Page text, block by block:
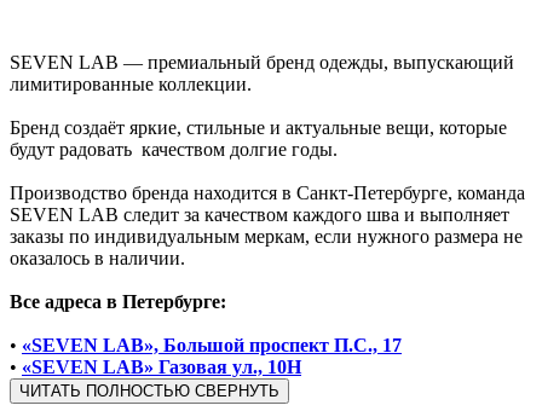
SEVEN LAB — премиальный бренд одежды, выпускающий
лимитированные коллекции.
Бренд создаёт яркие, стильные и актуальные вещи, которые
будут радовать качеством долгие годы.
Производство бренда находится в Санкт-Петербурге, команда
SEVEN LAB следит за качеством каждого шва и выполняет
заказы по индивидуальным меркам, если нужного размера не
оказалось в наличии.
Все адреса в Петербурге:
• «SEVEN LAB», Большой проспект П.С., 17
• «SEVEN LAB» Газовая ул., 10Н
ЧИТАТЬ ПОЛНОСТЬЮ СВЕРНУТЬ